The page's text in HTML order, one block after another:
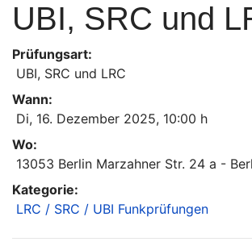
UBI, SRC und
Prüfungsart:
UBI, SRC und LRC
Wann:
Di, 16. Dezember 2025, 10:00 h
Wo:
13053 Berlin Marzahner Str. 24 a -
Kategorie:
LRC / SRC / UBI Funkprüfungen